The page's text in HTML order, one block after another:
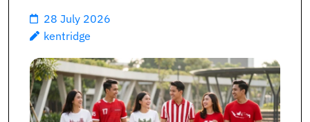
28 July 2026
kentridge